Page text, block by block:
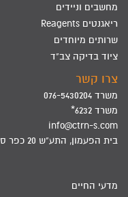
מחשבים וניידים
ריאגנטים Reagents
שרותים מיוחדים
ציוד בדיקה צב"ד
צרו קשר
משרד 076-5430204
משרד 6232*
info@ctrn-s.com
בית הפעמון, התע"ש 20 כפר סבא
מדעי החיים